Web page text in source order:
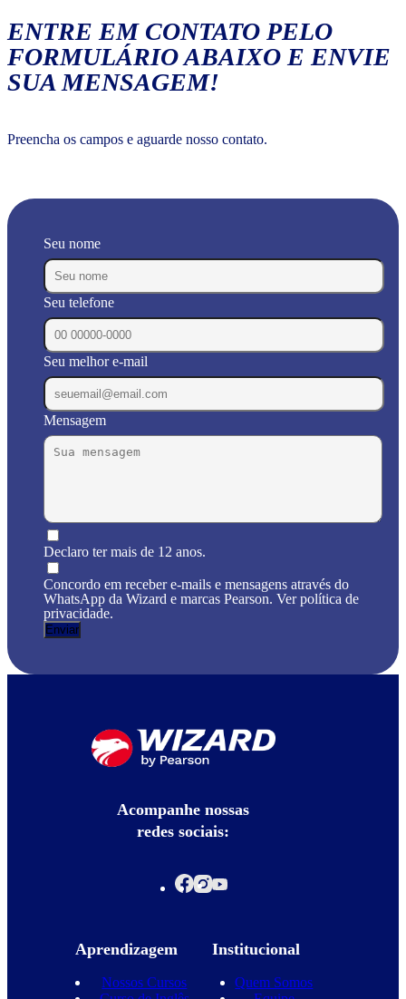
ENTRE EM CONTATO PELO
FORMULÁRIO ABAIXO E ENVIE
SUA MENSAGEM!
Preencha os campos e aguarde nosso contato.
Seu nome
Seu telefone
Seu melhor e-mail
Mensagem
Declaro ter mais de 12 anos.
Concordo em receber e-mails e mensagens através do
WhatsApp da Wizard e marcas Pearson. Ver política de
privacidade.
Acompanhe nossas
redes sociais:
Aprendizagem
Nossos Cursos
Institucional
Quem Somos